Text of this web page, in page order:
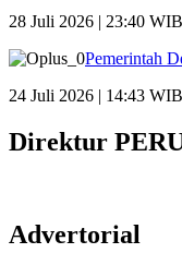
28 Juli 2026 | 23:40 WIB
Pemerintah
24 Juli 2026 | 14:43 WIB
Direktur
Advertorial